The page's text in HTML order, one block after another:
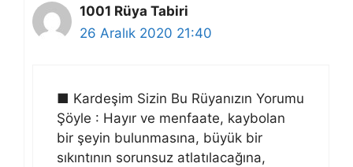
1001 Rüya Tabiri
26 Aralık 2020 21:40
■ Kardeşim Sizin Bu Rüyanızın Yorumu
Şöyle : Hayır ve menfaate, kaybolan
bir şeyin bulunmasına, büyük bir
sıkıntının sorunsuz atlatılacağına,